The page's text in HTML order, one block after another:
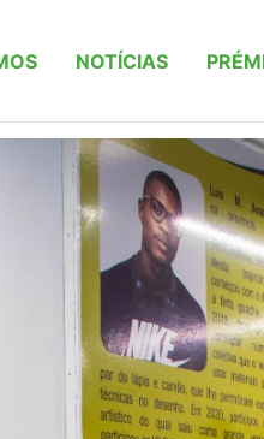
NOTÍCIAS